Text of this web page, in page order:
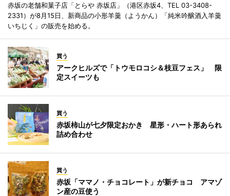
赤坂の老舗和菓子店「とらや 赤坂店」（港区赤坂4、TEL 03-3408-
2331）が8月15日、新商品の小形羊羹（ようかん）「純米吟醸酒入羊羹
いちじく」の販売を始める。
買う
アークヒルズで「トウモロコシ＆枝豆フェス」 限
定スイーツも
買う
赤坂柿山が七夕限定おかき 星形・ハート形あられ
詰め合わせ
買う
赤坂「ママノ・チョコレート」が新チョコ アマゾ
ン産の豆使う